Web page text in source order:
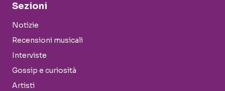
Sezioni
Notizie
Recensioni musicali
Interviste
Gossip e curiosità
Artisti